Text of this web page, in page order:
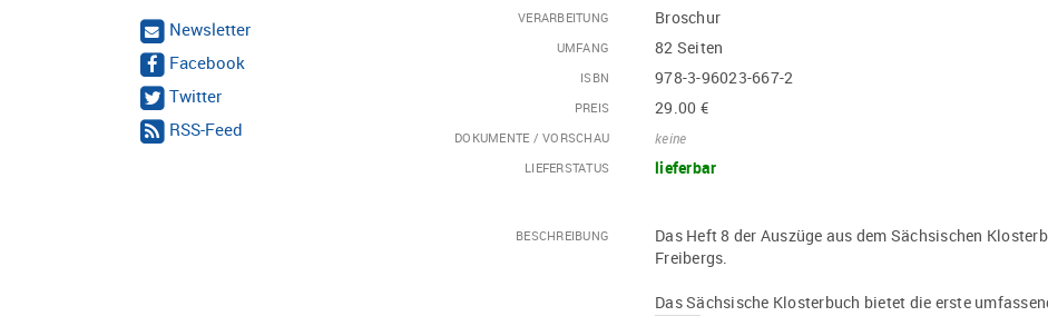
Newsletter
Facebook
Twitter
RSS-Feed
VERARBEITUNG Broschur
UMFANG 82 Seiten
ISBN 978-3-96023-667-2
PREIS 29.00 €
DOKUMENTE / VORSCHAU keine
LIEFERSTATUS lieferbar
BESCHREIBUNG
Das Heft 8 der Auszüge aus dem Sächsischen
Freibergs.
Das Sächsische Klosterbuch bietet die erste